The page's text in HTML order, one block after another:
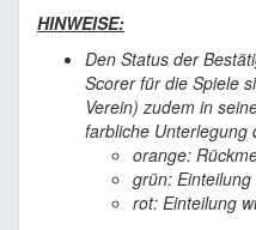
HINWEISE:
Den Status der
Scorer für die Spiele
Verein) zudem in
farbliche Unterlegung
orange:
grün:
rot: Einteilung